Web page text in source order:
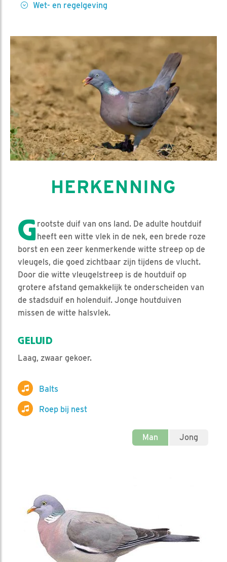
Wet- en regelgeving
HERKENNING
Grootste duif van ons land. De adulte houtduif
heeft een witte vlek in de nek, een brede roze
borst en een zeer kenmerkende witte streep op de
vleugels, die goed zichtbaar zijn tijdens de vlucht.
Door die witte vleugelstreep is de houtduif op
grotere afstand gemakkelijk te onderscheiden van
de stadsduif en holenduif. Jonge houtduiven
missen de witte halsvlek.
GELUID
Laag, zwaar gekoer.
Balts
Roep bij nest
Man Jong